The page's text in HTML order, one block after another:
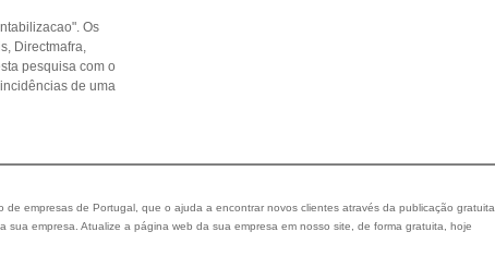
Os
Directmafra,
pesquisa com o
de uma
de empresas de Portugal, que o ajuda a encontrar novos clientes através da publicação gratuita
sua empresa. Atualize a página web da sua empresa em nosso site, de forma gratuita, hoje